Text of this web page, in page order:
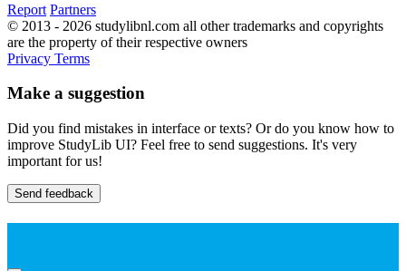
Report Partners
© 2013 - 2026 studylibnl.com all other trademarks and copyrights
are the property of their respective owners
Privacy Terms
Make a suggestion
Did you find mistakes in interface or texts? Or do you know how to
improve StudyLib UI? Feel free to send suggestions. It's very
important for us!
Send feedback